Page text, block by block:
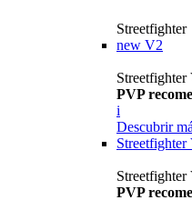
Streetfighter
new V2
Streetfighter
PVP
i
Descubrir
Streetfighter
Streetfighter
PVP